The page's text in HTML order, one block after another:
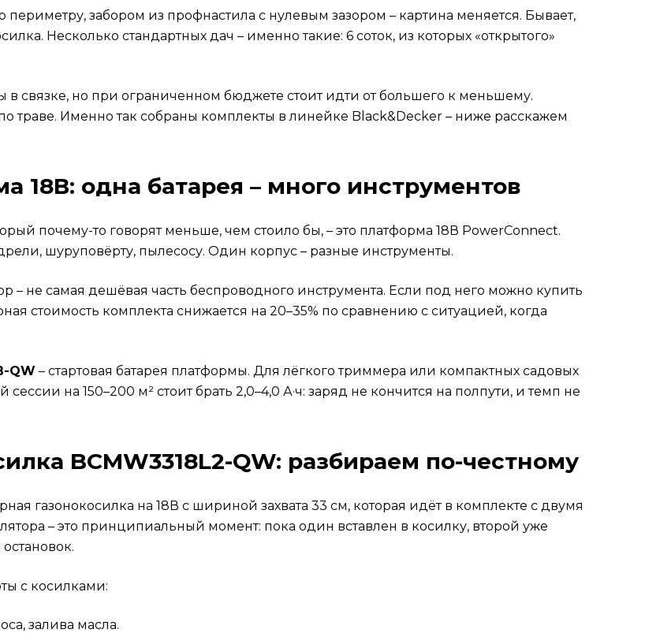
забором из профнастила с нулевым зазором – картина меняется. Бывает,
Несколько стандартных дач – именно такие: 6 соток, из которых «открытого»
в связке, но при ограниченном бюджете стоит идти от большего к меньшему.
траве. Именно так собраны комплекты в линейке Black&Decker – ниже расскажем
18В: одна батарея – много инструментов
почему-то говорят меньше, чем стоило бы, – это платформа 18В PowerConnect.
шуруповёрту, пылесосу. Один корпус – разные инструменты.
– не самая дешёвая часть беспроводного инструмента. Если под него можно купить
стоимость комплекта снижается на 20–35% по сравнению с ситуацией, когда
QW – стартовая батарея платформы. Для лёгкого триммера или компактных садовых
на 150–200 м² стоит брать 2,0–4,0 А·ч: заряд не кончится на полпути, и темп не
BCMW3318L2-QW: разбираем по-честному
газонокосилка на 18В с шириной захвата 33 см, которая идёт в комплекте с двумя
– это принципиальный момент: пока один вставлен в косилку, второй уже
с косилками:
залива масла.